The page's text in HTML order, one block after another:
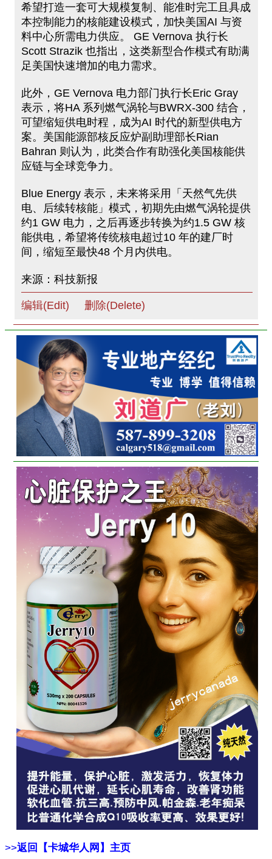
希望打造一套可大规模复制、能准时完工且具成
本控制能力的核能建设模式，加快美国AI 与资
料中心所需电力供应。 GE Vernova 执行长
Scott Strazik 也指出，这类新型合作模式有助满
足美国快速增加的电力需求。
此外，GE Vernova 电力部门执行长Eric Gray
表示，将HA 系列燃气涡轮与BWRX-300 结合，
可望缩短供电时程，成为AI 时代的新型供电方
案。美国能源部核反应炉副助理部长Rian
Bahran 则认为，此类合作有助强化美国核能供
应链与全球竞争力。
Blue Energy 表示，未来将采用「天然气先供
电、后续转核能」模式，初期先由燃气涡轮提供
约1 GW 电力，之后再逐步转换为约1.5 GW 核
能供电，希望将传统核电超过10 年的建厂时
间，缩短至最快48 个月内供电。
来源：科技新报
编辑(Edit) 删除(Delete)
>>返回【卡城华人网】主页